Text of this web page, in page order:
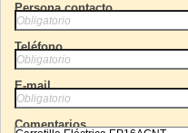
Persona contacto
Teléfono
E-mail
Comentarios